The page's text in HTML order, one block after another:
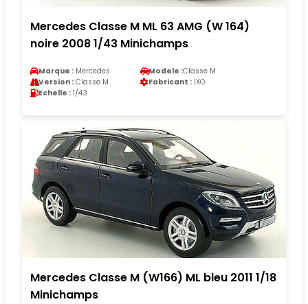
Mercedes Classe M ML 63 AMG (W 164)
noire 2008 1/43 Minichamps
Marque : Mercedes Modele :Classe M
Version : Classe M Fabricant : IXO
Echelle : 1/43
Mercedes Classe M (W166) ML bleu 2011 1/18
Minichamps